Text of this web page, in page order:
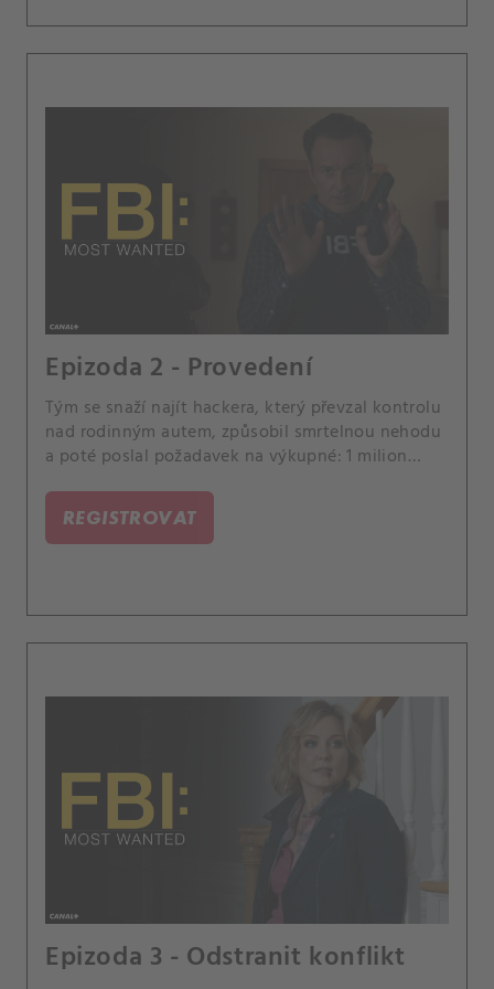
Epizoda 2 - Provedení
Tým se snaží najít hackera, který převzal kontrolu
nad rodinným autem, způsobil smrtelnou nehodu
a poté poslal požadavek na výkupné: 1 milion
REGISTROVAT
Epizoda 3 - Odstranit konflikt